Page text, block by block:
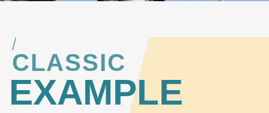
CLASSIC
EXAMPLE